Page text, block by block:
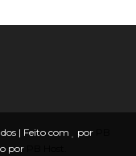
| Feito com por
por